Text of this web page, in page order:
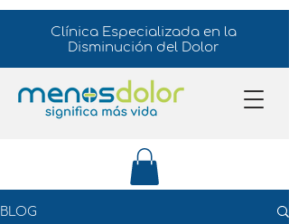
Clínica Especializada en la
Disminución del Dolor
BLOG